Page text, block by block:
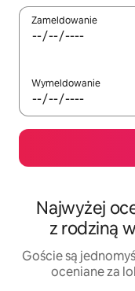
Zameldowanie
Wymeldowanie
Najwyżej
z rodziną
Goście są
oceniane za